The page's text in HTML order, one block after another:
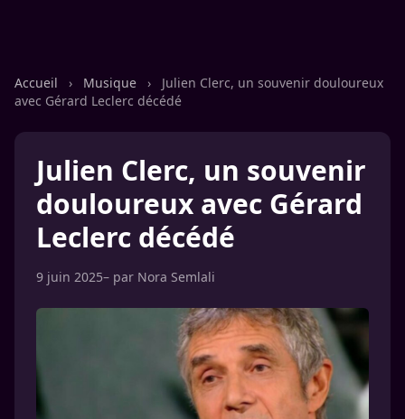
Accueil › Musique ›
Julien Clerc, un souvenir douloureux
avec Gérard Leclerc décédé
Julien Clerc, un souvenir
douloureux avec Gérard
Leclerc décédé
9 juin 2025– par Nora Semlali